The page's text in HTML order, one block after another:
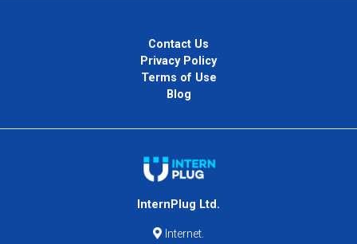
Contact Us
Privacy Policy
Terms of Use
Blog
InternPlug Ltd.
Internet.